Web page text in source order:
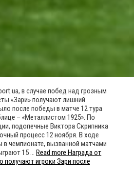
в случае побед над грозным
«Зари» получают лишний
после победы в матче 12 тура
– «Металлистом 1925». По
подопечные Виктора Скрипника
процесс 12 ноября. В ходе
чемпионате, вызванной матчами
15 … Read more Награда от
получают игроки Зари после